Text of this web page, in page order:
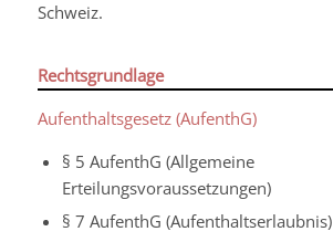
Schweiz.
Rechtsgrundlage
Aufenthaltsgesetz (AufenthG)
§ 5 AufenthG (Allgemeine
Erteilungsvoraussetzungen)
§ 7 AufenthG (Aufenthaltserlaubnis)